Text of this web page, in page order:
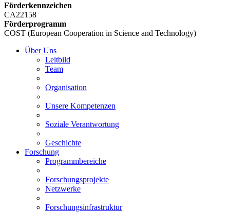
Förderkennzeichen
CA22158
Förderprogramm
COST (European Cooperation in Science and Technology)
Über Uns
Leitbild
Team
Organisation
Unsere Kompetenzen
Soziale Verantwortung
Geschichte
Forschung
Programmbereiche
Forschungsprojekte
Netzwerke
Forschungsinfrastruktur